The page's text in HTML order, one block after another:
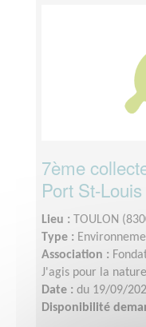
7ème
Port St-
Lieu :
TOULON
Type :
Association :
J'agis pour la nature
Date : du 19/09/
Disponibilité